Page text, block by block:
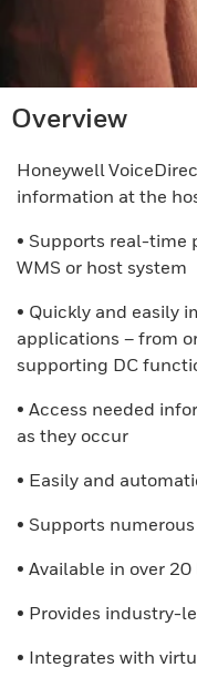
Overview
Honeywell
information at the
• Supports real-time
WMS or host system
• Quickly and easily
applications – from
supporting DC
• Access needed
as they occur
• Easily and
• Supports
• Available in over
• Provides industry-
• Integrates with